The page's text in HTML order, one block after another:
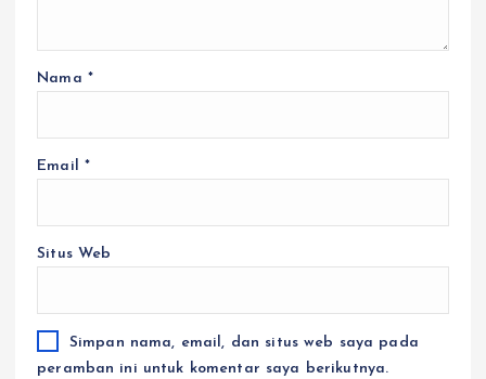
Nama *
Email *
Situs Web
Simpan nama, email, dan situs web saya pada
peramban ini untuk komentar saya berikutnya.